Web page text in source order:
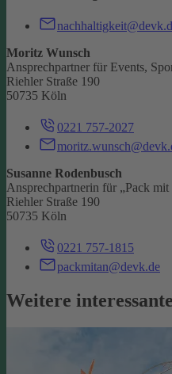
Moritz Wunsch
Ansprechpartner für Events,
Riehler Straße 190
50735 Köln
0221 757-2027
Susanne Rodenbusch
Ansprechpartnerin für „Pack
Riehler Straße 190
50735 Köln
0221 757-1815
packmitan@devk.de
Weitere